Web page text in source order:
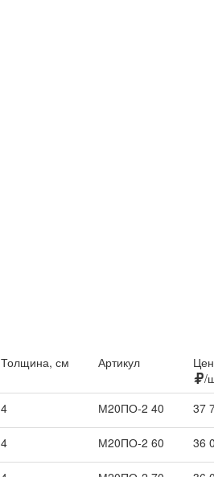
Толщина, см Артикул
/
4 М20ПО-2 40 37
4 М20ПО-2 60 36